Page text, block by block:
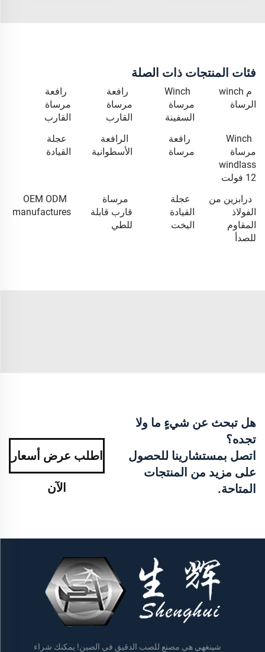
فئات المنتجات ذات الصلة
م winch
الرساة
Winch
مرساة
السفينة
رافعة
مرساة
القارب
رافعة
مرساة
القارب
Winch
مرساة
windlass
12 فولت
رافعة
مرساة
الرافعة
الأسطوانية
عجلة
القيادة
درابزين من
الفولاذ
المقاوم
للصدأ
عجلة
القيادة
اليخت
مرساة
قارب قابلة
للطي
OEM ODM
manufactures
هل تبحث عن شيءٍ ما ولا
تجده؟
اتصل بمستشارينا للحصول
على مزيد من المنتجات
المتاحة.
اطلب عرض أسعار
الآن
شينغهي هي مصنع للصب الدقيق في الصين! يمكنك شراء